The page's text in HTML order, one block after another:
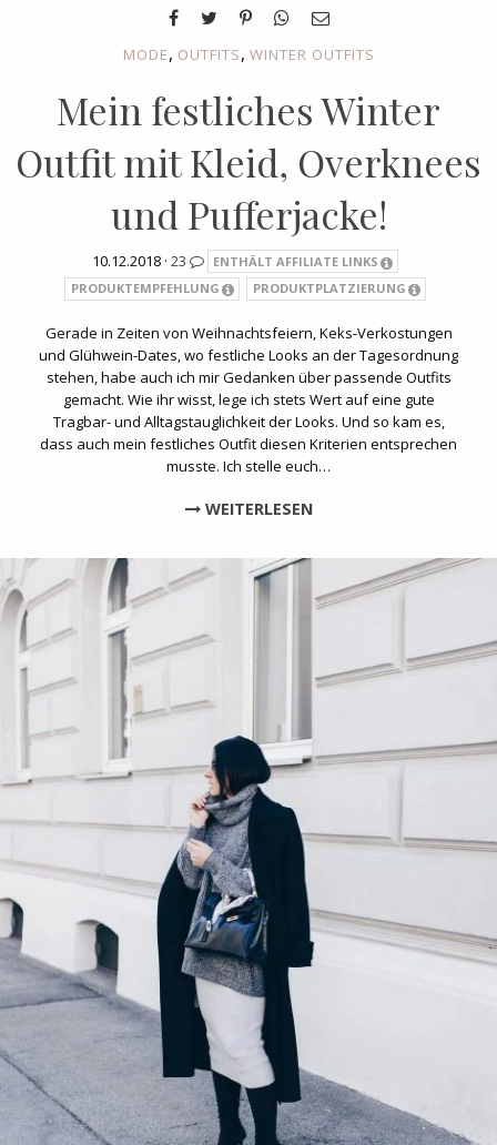
MODE, OUTFITS, WINTER OUTFITS
Mein festliches Winter
Outfit mit Kleid, Overknees
und Pufferjacke!
10.12.2018 · 23
ENTHÄLT AFFILIATE LINKS
PRODUKTEMPFEHLUNG
PRODUKTPLATZIERUNG
Gerade in Zeiten von Weihnachtsfeiern, Keks-Verkostungen
und Glühwein-Dates, wo festliche Looks an der Tagesordnung
stehen, habe auch ich mir Gedanken über passende Outfits
gemacht. Wie ihr wisst, lege ich stets Wert auf eine gute
Tragbar- und Alltagstauglichkeit der Looks. Und so kam es,
dass auch mein festliches Outfit diesen Kriterien entsprechen
musste. Ich stelle euch…
WEITERLESEN